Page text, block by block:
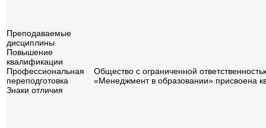
Преподаваемые
дисциплины
Повышение
квалификации
Профессиональная
переподготовка
Общество с ограниченной
«Менеджмент в образовании»
Знаки отличия